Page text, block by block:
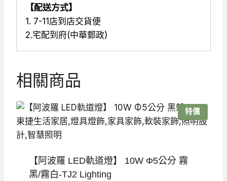
【配送方式】
1. 7-11店到店交貨便
2.宅配到府(中華郵政)
相關商品
特價
【阿波羅 LED軌道燈】 10W Φ5公分 霧
黑/霧白-TJ2 Lighting